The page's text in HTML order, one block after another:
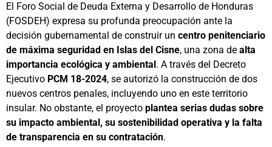
El Foro Social de Deuda Externa y Desarrollo de Honduras
(FOSDEH) expresa su profunda preocupación ante la
decisión gubernamental de construir un centro penitenciario
de máxima seguridad en Islas del Cisne, una zona de alta
importancia ecológica y ambiental . A través del Decreto
Ejecutivo PCM 18-2024, se autorizó la construcción de dos
nuevos centros penales, incluyendo uno en este territorio
insular. No obstante, el proyecto plantea serias dudas sobre
su impacto ambiental, su sostenibilidad operativa y la falta
de transparencia en su contratación.